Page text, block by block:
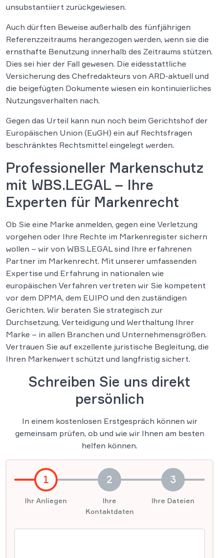
unsubstantiiert zurückgewiesen.
Auch dürften Beweise außerhalb des fünfjährigen
Referenzzeitraums herangezogen werden, wenn sie die
ernsthafte Benutzung innerhalb des Zeitraums stützen.
Dies sei hier der Fall gewesen. Die eidesstattliche
Versicherung des Chefredakteurs von ARD-aktuell und
die beigefügten Dokumente wiesen ein kontinuierliches
Nutzungsverhalten nach.
Gegen das Urteil kann nun noch beim Gerichtshof der
Europäischen Union (EuGH) ein auf Rechtsfragen
beschränktes Rechtsmittel eingelegt werden.
Professioneller Markenschutz
mit WBS.LEGAL – Ihre
Experten für Markenrecht
Ob Sie eine Marke anmelden, gegen eine Verletzung
vorgehen oder Ihre Rechte im Markenregister sichern
wollen – wir von WBS.LEGAL sind Ihre erfahrenen
Partner im Markenrecht. Mit unserer umfassenden
Expertise und Erfahrung in nationalen wie
europäischen Verfahren vertreten wir Sie kompetent
vor dem DPMA, dem EUIPO und den zuständigen
Gerichten. Wir beraten Sie strategisch zur
Durchsetzung, Verteidigung und Werthaltung Ihrer
Marke – in allen Branchen und Unternehmensgrößen.
Vertrauen Sie auf exzellente juristische Begleitung, die
Ihren Markenwert schützt und langfristig sichert.
Schreiben Sie uns direkt
persönlich
In einem kostenlosen Erstgespräch können wir
gemeinsam prüfen, ob und wie wir Ihnen am besten
helfen können.
1
Ihr Anliegen
2
Ihre
Kontaktdaten
3
Ihre Dateien